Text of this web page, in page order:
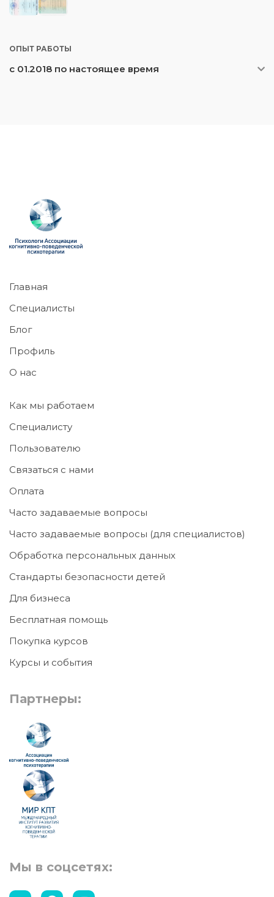
ОПЫТ РАБОТЫ
с 01.2018 по настоящее время
Главная
Специалисты
Блог
Профиль
О нас
Как мы работаем
Специалисту
Пользователю
Связаться с нами
Оплата
Часто задаваемые вопросы
Часто задаваемые вопросы (для специалистов)
Обработка персональных данных
Стандарты безопасности детей
Для бизнеса
Бесплатная помощь
Покупка курсов
Курсы и события
Партнеры:
Мы в соцсетях: